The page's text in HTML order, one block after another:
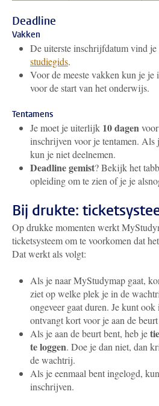
Deadline
Vakken
De uiterste inschrijfdatum vind
studiegids.
Voor de meeste vakken kun je je
voor de start van het onderwijs.
Tentamens
Je moet je uiterlijk 10 dagen
inschrijven voor je tentamen. Als
kun je niet deelnemen.
Deadline gemist? Bekijk het
opleiding om te zien of je je
Bij drukte:
Op drukke momenten werkt
ticketsysteem om te voorkomen dat
Dat werkt als volgt:
Als je naar MyStudymap gaat,
ziet op welke plek je in de
ongeveer gaat duren. Je kunt
ontvangt kort voor je aan de
Als je aan de beurt bent, heb je
te loggen. Doe je dan niet, dan
de wachtrij.
Als je eenmaal bent ingelogd,
inschrijven.